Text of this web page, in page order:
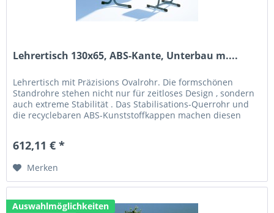
Lehrertisch 130x65, ABS-Kante, Unterbau m....
Lehrertisch mit Präzisions Ovalrohr. Die formschönen
Standrohre stehen nicht nur für zeitloses Design , sondern
auch extreme Stabilität . Das Stabilisations-Querrohr und
die recyclebaren ABS-Kunststoffkappen machen diesen
612,11 € *
Merken
Auswahlmöglichkeiten